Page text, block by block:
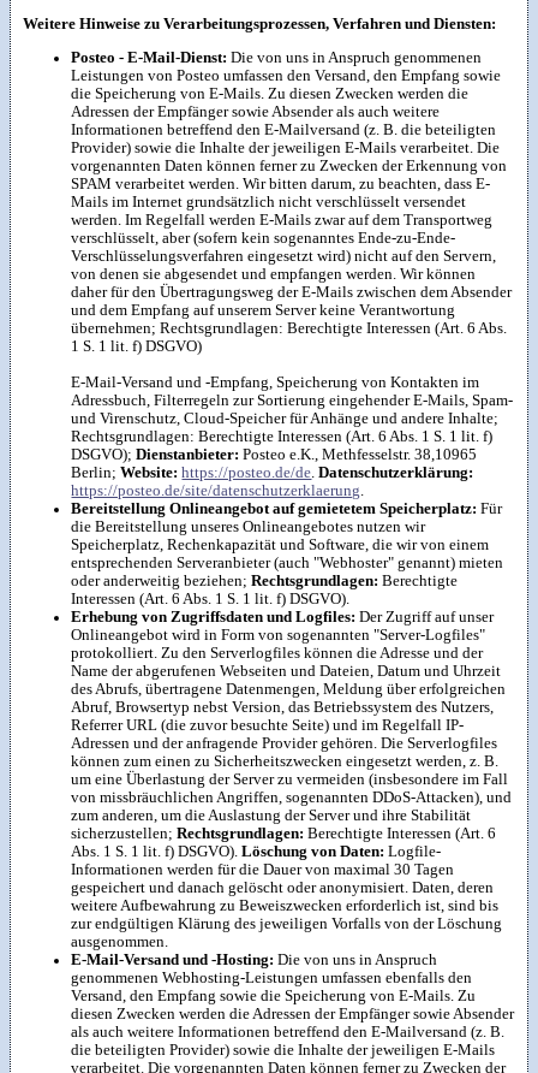
Weitere Hinweise zu Verarbeitungsprozessen, Verfahren und Diensten:
Posteo - E-Mail-Dienst:Die von uns in Anspruch genommenen
Leistungen von Posteo umfassen den Versand, den Empfang sowie
die Speicherung von E-Mails. Zu diesen Zwecken werden die
Adressen der Empfänger sowie Absender als auch weitere
Informationen betreffend den E-Mailversand (z. B. die beteiligten
Provider) sowie die Inhalte der jeweiligen E-Mails verarbeitet. Die
vorgenannten Daten können ferner zu Zwecken der Erkennung von
SPAM verarbeitet werden. Wir bitten darum, zu beachten, dass E-
Mails im Internet grundsätzlich nicht verschlüsselt versendet
werden. Im Regelfall werden E-Mails zwar auf dem Transportweg
verschlüsselt, aber (sofern kein sogenanntes Ende-zu-Ende-
Verschlüsselungsverfahren eingesetzt wird) nicht auf den Servern,
von denen sie abgesendet und empfangen werden. Wir können
daher für den Übertragungsweg der E-Mails zwischen dem Absender
und dem Empfang auf unserem Server keine Verantwortung
übernehmen; Rechtsgrundlagen: Berechtigte Interessen (Art. 6 Abs.
1 S. 1 lit. f) DSGVO)
E-Mail-Versand und -Empfang, Speicherung von Kontakten im
Adressbuch, Filterregeln zur Sortierung eingehender E-Mails, Spam-
und Virenschutz, Cloud-Speicher für Anhänge und andere Inhalte;
Rechtsgrundlagen: Berechtigte Interessen (Art. 6 Abs. 1 S. 1 lit. f)
DSGVO);Dienstanbieter: Posteo e.K., Methfesselstr. 38,10965
Berlin;Website: https://posteo.de/de .Datenschutzerklärung:
https://posteo.de/site/datenschutzerklaerung
Bereitstellung Onlineangebot auf gemietetem Speicherplatz:Für
die Bereitstellung unseres Onlineangebotes nutzen wir
Speicherplatz, Rechenkapazität und Software, die wir von einem
entsprechenden Serveranbieter (auch "Webhoster" genannt) mieten
oder anderweitig beziehen;Rechtsgrundlagen: Berechtigte
Interessen (Art. 6 Abs. 1 S. 1 lit. f) DSGVO).
Erhebung von Zugriffsdaten und Logfiles:Der Zugriff auf unser
Onlineangebot wird in Form von sogenannten "Server-Logfiles"
protokolliert. Zu den Serverlogfiles können die Adresse und der
Name der abgerufenen Webseiten und Dateien, Datum und Uhrzeit
des Abrufs, übertragene Datenmengen, Meldung über erfolgreichen
Abruf, Browsertyp nebst Version, das Betriebssystem des Nutzers,
Referrer URL (die zuvor besuchte Seite) und im Regelfall IP-
Adressen und der anfragende Provider gehören. Die Serverlogfiles
können zum einen zu Sicherheitszwecken eingesetzt werden, z. B.
um eine Überlastung der Server zu vermeiden (insbesondere im Fall
von missbräuchlichen Angriffen, sogenannten DDoS-Attacken), und
zum anderen, um die Auslastung der Server und ihre Stabilität
sicherzustellen;Rechtsgrundlagen: Berechtigte Interessen (Art. 6
Abs. 1 S. 1 lit. f) DSGVO).Löschung von Daten: Logfile-
Informationen werden für die Dauer von maximal 30 Tagen
gespeichert und danach gelöscht oder anonymisiert. Daten, deren
weitere Aufbewahrung zu Beweiszwecken erforderlich ist, sind bis
zur endgültigen Klärung des jeweiligen Vorfalls von der Löschung
ausgenommen.
E-Mail-Versand und -Hosting:Die von uns in Anspruch
genommenen Webhosting-Leistungen umfassen ebenfalls den
Versand, den Empfang sowie die Speicherung von E-Mails. Zu
diesen Zwecken werden die Adressen der Empfänger sowie Absender
als auch weitere Informationen betreffend den E-Mailversand (z. B.
die beteiligten Provider) sowie die Inhalte der jeweiligen E-Mails
verarbeitet. Die vorgenannten Daten können ferner zu Zwecken der